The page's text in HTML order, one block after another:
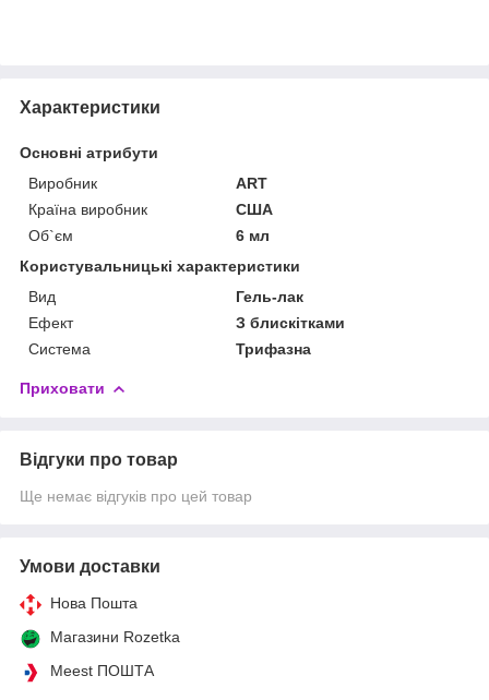
Характеристики
Основні атрибути
Виробник
ART
Країна виробник
США
Об`єм
6 мл
Користувальницькі характеристики
Вид
Гель-лак
Ефект
З блискітками
Система
Трифазна
Приховати
Відгуки про товар
Ще немає відгуків про цей товар
Умови доставки
Нова Пошта
Магазини Rozetka
Meest ПОШТА